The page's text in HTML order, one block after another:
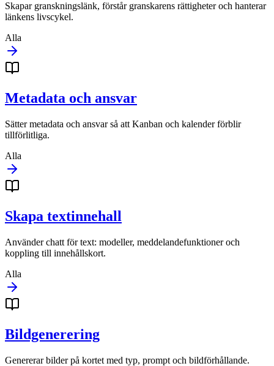
Skapar granskningslänk, förstår granskarens rättigheter och hanterar
länkens livscykel.
Alla
Metadata och ansvar
Sätter metadata och ansvar så att Kanban och kalender förblir
tillförlitliga.
Alla
Skapa textinnehall
Använder chatt för text: modeller, meddelandefunktioner och
koppling till innehållskort.
Alla
Bildgenerering
Genererar bilder på kortet med typ, prompt och bildförhållande.